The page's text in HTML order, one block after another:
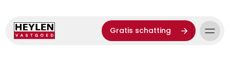
Gratis schatting